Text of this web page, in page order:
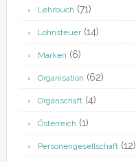
Lehrbuch (71)
Lohnsteuer(14)
Marken (6)
Organisation (62)
Organschaft(4)
Österreich (1)
Personengesellschaft(12)